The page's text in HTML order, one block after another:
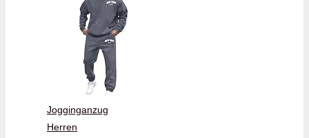
Jogginganzug
Herren